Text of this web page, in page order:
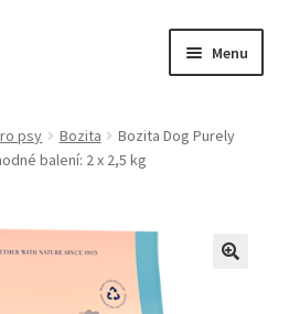
Menu
vybavení
psy Bozita
Bozita Dog Purely
balení: 2 x 2,5 kg